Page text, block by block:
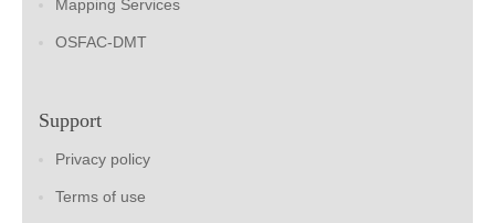
Mapping Services
OSFAC-DMT
Support
Privacy policy
Terms of use